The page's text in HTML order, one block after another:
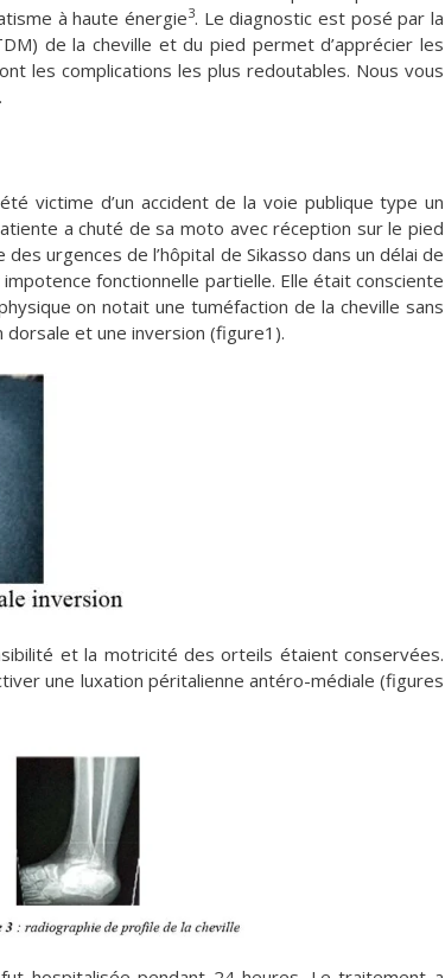
à haute énergie3. Le diagnostic est posé par la
de la cheville et du pied permet d’apprécier les
les complications les plus redoutables. Nous vous
victime d’un accident de la voie publique type un
a chuté de sa moto avec réception sur le pied
urgences de l’hôpital de Sikasso dans un délai de
fonctionnelle partielle. Elle était consciente
on notait une tuméfaction de la cheville sans
et une inversion (figure1).
et la motricité des orteils étaient conservées.
une luxation péritalienne antéro-médiale (figures